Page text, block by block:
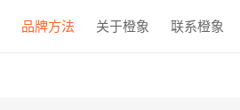
品牌方法 关于橙象 联系橙象